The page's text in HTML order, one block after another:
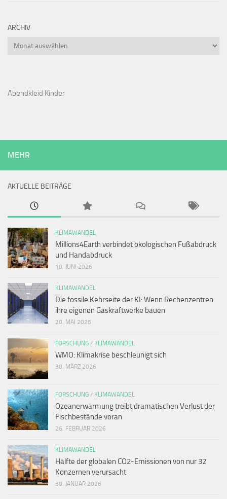
ARCHIV
Archiv
Abendkleid Kinder
MEHR
AKTUELLE BEITRÄGE
KLIMAWANDEL
Millions4Earth verbindet ökologischen Fußabdruck
und Handabdruck
10. JUNI 2026
KLIMAWANDEL
Die fossile Kehrseite der KI: Wenn Rechenzentren
ihre eigenen Gaskraftwerke bauen
20. MAI 2026
FORSCHUNG / KLIMAWANDEL
WMO: Klimakrise beschleunigt sich
30. MÄRZ 2026
FORSCHUNG / KLIMAWANDEL
Ozeanerwärmung treibt dramatischen Verlust der
Fischbestände voran
26. FEBRUAR 2026
KLIMAWANDEL
Hälfte der globalen CO2-Emissionen von nur 32
Konzernen verursacht
30. JANUAR 2026